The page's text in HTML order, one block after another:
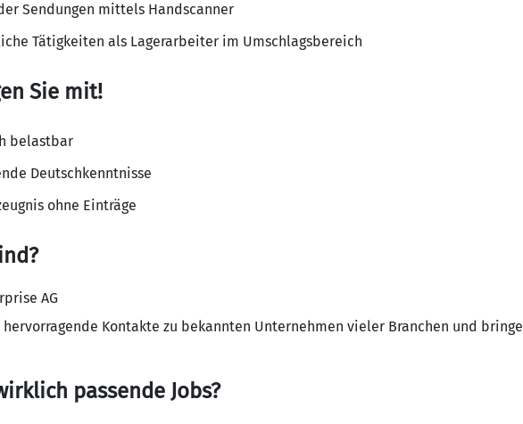
Sendungen mittels Handscanner
Tätigkeiten als Lagerarbeiter im Umschlagsbereich
Sie mit!
belastbar
Deutschkenntnisse
ohne Einträge
AG
hervorragende Kontakte zu bekannten Unternehmen vieler Branchen und
passende Jobs?